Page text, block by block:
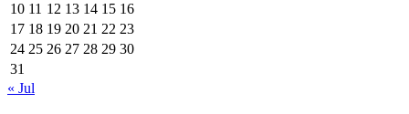
10 11 12 13 14 15 16
17 18 19 20 21 22 23
24 25 26 27 28 29 30
31
« Jul